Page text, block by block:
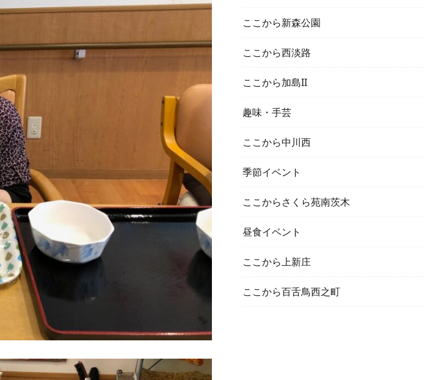
ここから新森公園
ここから西淡路
ここから加島II
趣味・手芸
ここから中川西
季節イベント
ここからさくら苑南茨木
昼食イベント
ここから上新庄
ここから百舌鳥西之町